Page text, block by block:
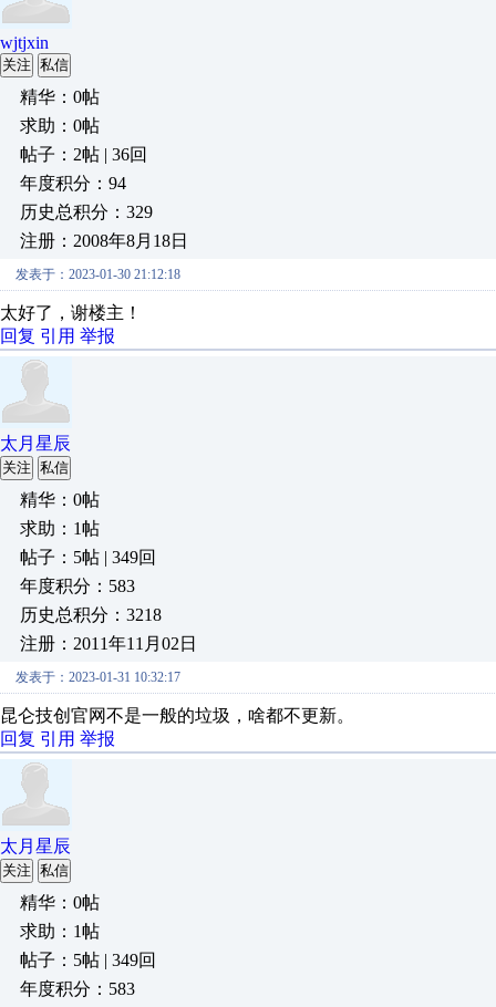
wjtjxin
关注 私信
精华：0帖
求助：0帖
帖子：2帖 | 36回
年度积分：94
历史总积分：329
注册：2008年8月18日
发表于：2023-01-30 21:12:18
太好了，谢楼主！
回复 引用 举报
太月星辰
关注 私信
精华：0帖
求助：1帖
帖子：5帖 | 349回
年度积分：583
历史总积分：3218
注册：2011年11月02日
发表于：2023-01-31 10:32:17
昆仑技创官网不是一般的垃圾，啥都不更新。
回复 引用 举报
太月星辰
关注 私信
精华：0帖
求助：1帖
帖子：5帖 | 349回
年度积分：583